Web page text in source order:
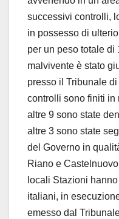
successivi controlli,
in possesso di
per un peso totale di
malvivente è stato
presso il Tribunale
controlli sono finiti in
altre 9 sono state
altre 3 sono state
del Governo in
Riano e
locali Stazioni
italiani, in
emesso dal